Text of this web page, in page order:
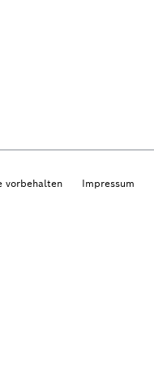
Impressum
vorbehalten